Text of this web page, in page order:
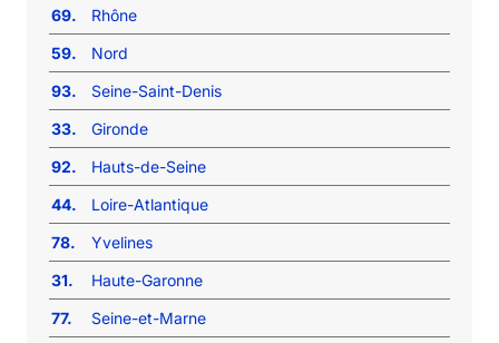
69.
Rhône
59.
Nord
93.
Seine-Saint-Denis
33.
Gironde
92.
Hauts-de-Seine
44.
Loire-Atlantique
78.
Yvelines
31.
Haute-Garonne
77.
Seine-et-Marne